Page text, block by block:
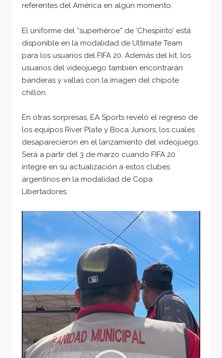
referentes del América en algún momento.
El uniforme del “superhéroe” de ‘Chespirito’ está
disponible en la modalidad de Ultimate Team
para los usuarios del FIFA 20. Además del kit, los
usuarios del videojuego también encontrarán
banderas y vallas con la imagen del chipote
chillón.
En otras sorpresas, EA Sports reveló el regreso de
los equipos River Plate y Boca Juniors, los cuales
desaparecieron en el lanzamiento del videojuego.
Será a partir del 3 de marzo cuando FIFA 20
integre en su actualización a estos clubes
argentinos en la modalidad de Copa
Libertadores.
Reproductor
vídeo